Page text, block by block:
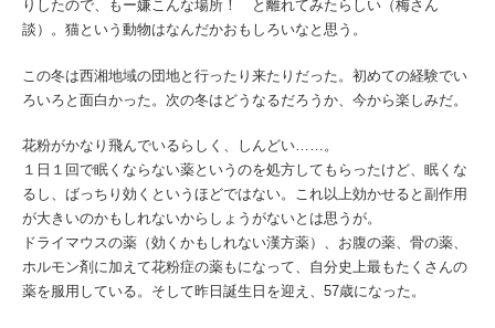
りしたので、もー嫌こんな場所！ と離れてみたらしい（梅さん
談）。猫という動物はなんだかおもしろいなと思う。
この冬は西湘地域の団地と行ったり来たりだった。初めての経験でい
ろいろと面白かった。次の冬はどうなるだろうか、今から楽しみだ。
花粉がかなり飛んでいるらしく、しんどい……。
１日１回で眠くならない薬というのを処方してもらったけど、眠くな
るし、ばっちり効くというほどではない。これ以上効かせると副作用
が大きいのかもしれないからしょうがないとは思うが。
ドライマウスの薬（効くかもしれない漢方薬）、お腹の薬、骨の薬、
ホルモン剤に加えて花粉症の薬もになって、自分史上最もたくさんの
薬を服用している。そして昨日誕生日を迎え、57歳になった。